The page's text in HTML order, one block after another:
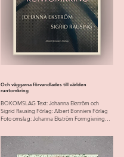
Och väggarna förvandlades till världen
runtomkring
BOKOMSLAG Text: Johanna Ekström och
Sigrid Rausing Förlag: Albert Bonniers Förlag
Foto omslag: Johanna Ekström Formgivning